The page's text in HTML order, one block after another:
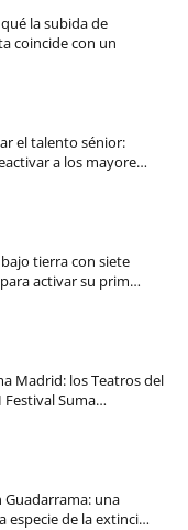
la subida de
coincide con un
el talento sénior:
a los mayore…
tierra con siete
activar su prim…
Madrid: los Teatros del
Festival Suma…
Guadarrama: una
especie de la extinci…